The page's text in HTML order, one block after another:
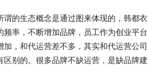
谓的生态概念是通过图来体现的，韩都
频率，不断增加品牌，员工作为创业平
加，和代运营差不多，其实和代运营公
区别的。很多品牌不缺运营，是缺品牌建